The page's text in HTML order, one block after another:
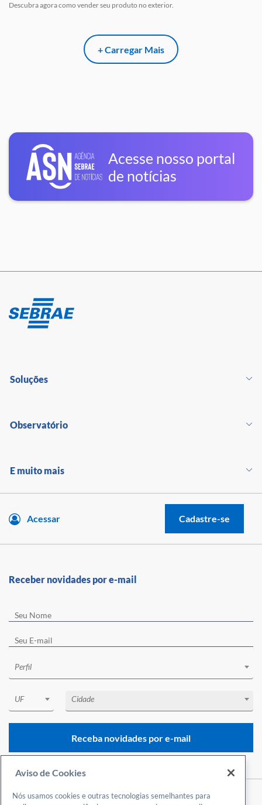
Descubra agora como vender seu produto no exterior.
+ Carregar Mais
Acesse nosso portal
de notícias
Soluções
Observatório
E muito mais
Acessar Cadastre-se
Receber novidades por e-mail
Perfil
UF Cidade
Receba novidades por e-mail
Aviso de Cookies
Nós usamos cookies e outras tecnologias semelhantes para